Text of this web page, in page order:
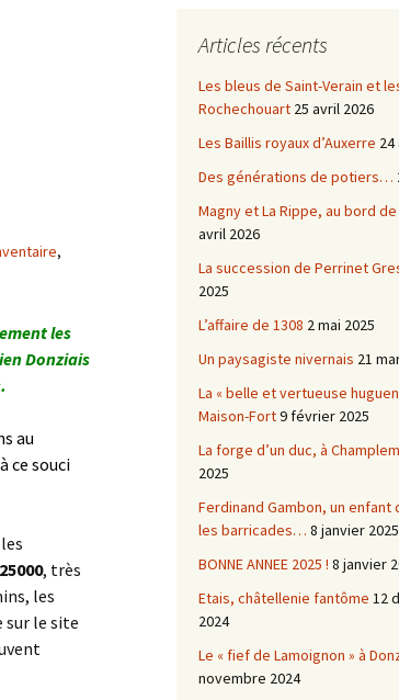
Verain
Châtellenie d’Etais
Châtellenies de
Billy
Châtellenie de
,
les
Donziais
au
ce souci
les
, très
les
sur le site
Articles récents
Les bleus de Saint-Verain et
Rochechouart 25 avril 2026
Les Baillis royaux d’Auxerre 24
Des générations de potiers…
Magny et La Rippe, au bord de
avril 2026
La succession de Perrinet
2025
L’affaire de 1308 2 mai 2025
Un paysagiste nivernais 21
La « belle et vertueuse
Maison-Fort9 février 2025
La forge d’un duc, à
2025
Ferdinand Gambon, un enfant
les barricades… 8 janvier 2025
BONNE ANNEE 2025 ! 8 janvier
Etais, châtellenie fantôme 12
2024
Le « fief de Lamoignon » à
novembre 2024